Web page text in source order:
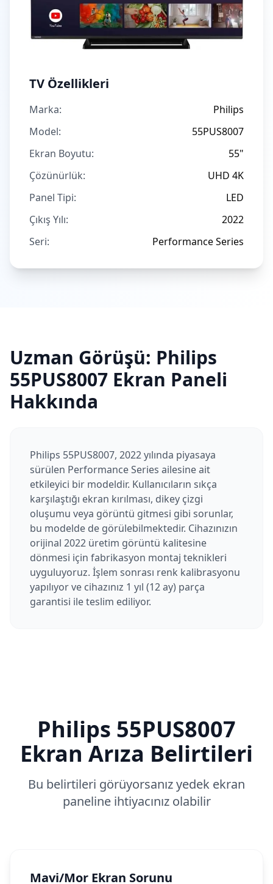
TV Özellikleri
Marka:
Philips
Model:
55PUS8007
Ekran Boyutu:
55"
Çözünürlük:
UHD 4K
Panel Tipi:
LED
Çıkış Yılı:
2022
Seri:
Performance Series
Uzman Görüşü: Philips
55PUS8007 Ekran Paneli
Hakkında
Philips 55PUS8007, 2022 yılında piyasaya
sürülen Performance Series ailesine ait
etkileyici bir modeldir. Kullanıcıların sıkça
karşılaştığı ekran kırılması, dikey çizgi
oluşumu veya görüntü gitmesi gibi sorunlar,
bu modelde de görülebilmektedir. Cihazınızın
orijinal 2022 üretim görüntü kalitesine
dönmesi için fabrikasyon montaj teknikleri
uyguluyoruz. İşlem sonrası renk kalibrasyonu
yapılıyor ve cihazınız 1 yıl (12 ay) parça
garantisi ile teslim ediliyor.
Philips 55PUS8007
Ekran Arıza Belirtileri
Bu belirtileri görüyorsanız yedek ekran
paneline ihtiyacınız olabilir
Mavi/Mor Ekran Sorunu